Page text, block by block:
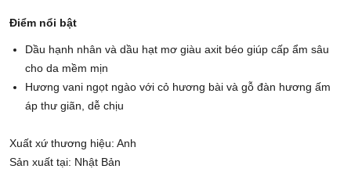
Điểm nổi bật
Dầu hạnh nhân và dầu hạt mơ giàu axit béo giúp cấp ẩm sâu
cho da mềm mịn
Hương vani ngọt ngào với cỏ hương bài và gỗ đàn hương ấm
áp thư giãn, dễ chịu
Xuất xứ thương hiệu: Anh
Sản xuất tại: Nhật Bản